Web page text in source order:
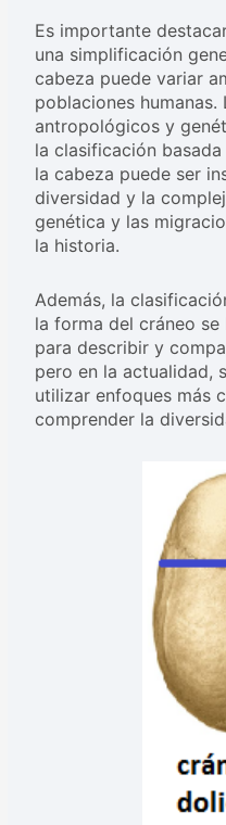
Es importante
una simplificación
cabeza puede variar
poblaciones humanas.
antropológicos y
la clasificación
la cabeza puede ser
diversidad y la
genética y las
la historia.
Además, la
la forma del cráneo
para describir y
pero en la actualidad,
utilizar enfoques más
comprender la